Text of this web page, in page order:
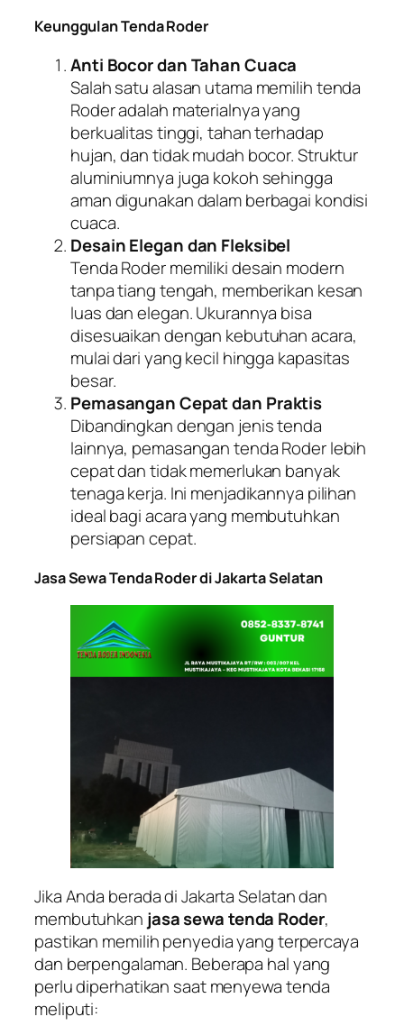
Keunggulan Tenda Roder
Anti Bocor dan Tahan Cuaca
Salah satu alasan utama memilih tenda
Roder adalah materialnya yang
berkualitas tinggi, tahan terhadap
hujan, dan tidak mudah bocor. Struktur
aluminiumnya juga kokoh sehingga
aman digunakan dalam berbagai kondisi
cuaca.
Desain Elegan dan Fleksibel
Tenda Roder memiliki desain modern
tanpa tiang tengah, memberikan kesan
luas dan elegan. Ukurannya bisa
disesuaikan dengan kebutuhan acara,
mulai dari yang kecil hingga kapasitas
besar.
Pemasangan Cepat dan Praktis
Dibandingkan dengan jenis tenda
lainnya, pemasangan tenda Roder lebih
cepat dan tidak memerlukan banyak
tenaga kerja. Ini menjadikannya pilihan
ideal bagi acara yang membutuhkan
persiapan cepat.
Jasa Sewa Tenda Roder di Jakarta Selatan
Jika Anda berada di Jakarta Selatan dan
membutuhkan jasa sewa tenda Roder,
pastikan memilih penyedia yang terpercaya
dan berpengalaman. Beberapa hal yang
perlu diperhatikan saat menyewa tenda
meliputi: